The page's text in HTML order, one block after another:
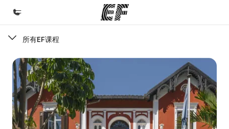
欢迎来到英孚教育
课程
查看所有英孚提供的课程
办公室
所有EF课程